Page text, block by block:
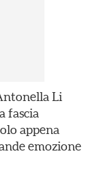
Li
fascia
appena
emozione